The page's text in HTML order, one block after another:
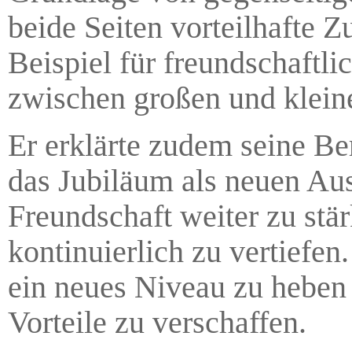
beide Seiten vorteilhafte
Beispiel für
zwischen großen und
Er erklärte zudem seine
das Jubiläum als neuen
Freundschaft weiter zu
kontinuierlich zu
ein neues Niveau zu
Vorteile zu verschaffen.